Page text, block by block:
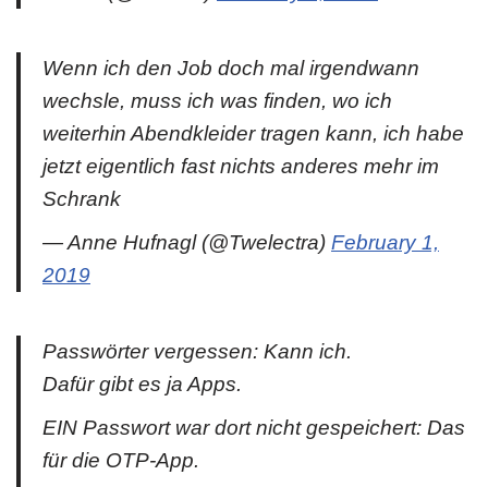
Wenn ich den Job doch mal irgendwann
wechsle, muss ich was finden, wo ich
weiterhin Abendkleider tragen kann, ich habe
jetzt eigentlich fast nichts anderes mehr im
Schrank
— Anne Hufnagl (@Twelectra) February 1,
2019
Passwörter vergessen: Kann ich.
Dafür gibt es ja Apps.
EIN Passwort war dort nicht gespeichert: Das
für die OTP-App.